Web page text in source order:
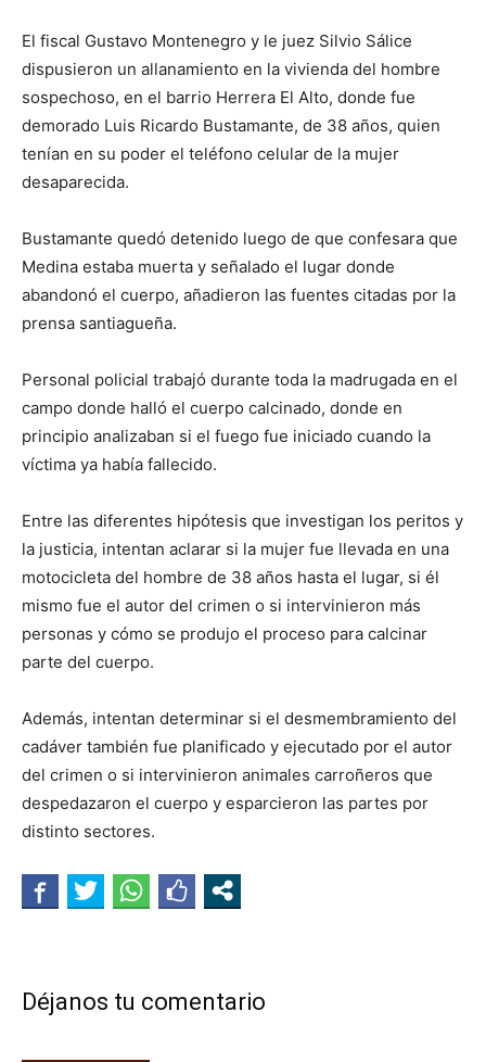
El fiscal Gustavo Montenegro y le juez Silvio Sálice
dispusieron un allanamiento en la vivienda del hombre
sospechoso, en el barrio Herrera El Alto, donde fue
demorado Luis Ricardo Bustamante, de 38 años, quien
tenían en su poder el teléfono celular de la mujer
desaparecida.
Bustamante quedó detenido luego de que confesara que
Medina estaba muerta y señalado el lugar donde
abandonó el cuerpo, añadieron las fuentes citadas por la
prensa santiagueña.
Personal policial trabajó durante toda la madrugada en el
campo donde halló el cuerpo calcinado, donde en
principio analizaban si el fuego fue iniciado cuando la
víctima ya había fallecido.
Entre las diferentes hipótesis que investigan los peritos y
la justicia, intentan aclarar si la mujer fue llevada en una
motocicleta del hombre de 38 años hasta el lugar, si él
mismo fue el autor del crimen o si intervinieron más
personas y cómo se produjo el proceso para calcinar
parte del cuerpo.
Además, intentan determinar si el desmembramiento del
cadáver también fue planificado y ejecutado por el autor
del crimen o si intervinieron animales carroñeros que
despedazaron el cuerpo y esparcieron las partes por
distinto sectores.
Déjanos tu comentario